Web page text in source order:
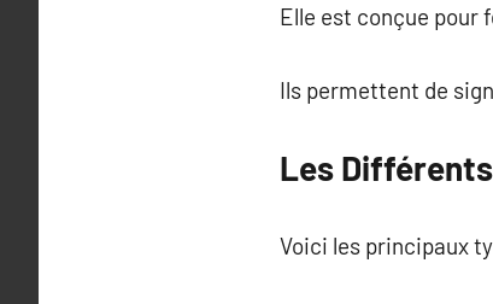
Elle est conçue pour
Ils permettent de
Les
Voici les principaux